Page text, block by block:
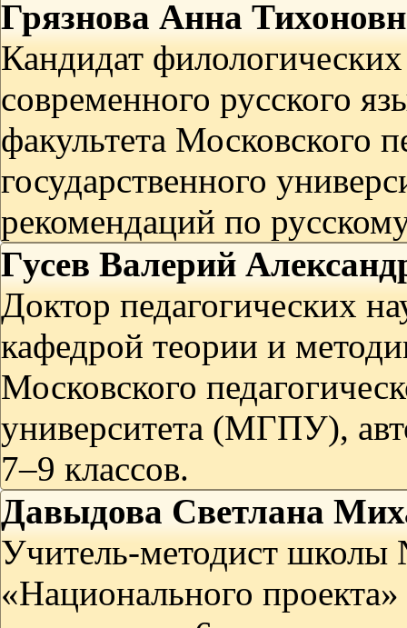
Грязнова Анна
Кандидат
современного русского
факультета Московского
государственного
рекомендаций по
Гусев Валерий
Доктор педагогических
кафедрой теории и
Московского
университета (МГПУ),
7–9 классов.
Давыдова Светлана
Учитель-методист школы
«Национального